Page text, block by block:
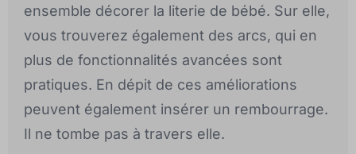
ensemble décorer la literie de bébé. Sur elle,
vous trouverez également des arcs, qui en
plus de fonctionnalités avancées sont
pratiques. En dépit de ces améliorations
peuvent également insérer un rembourrage.
Il ne tombe pas à travers elle.